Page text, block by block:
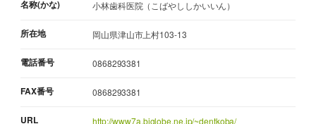
名称(かな) 小林歯科医院（こばやししかいいん）
所在地 岡山県津山市上村103-13
電話番号 0868293381
FAX番号 0868293381
URL http://www7a.biglobe.ne.jp/~dentkoba/